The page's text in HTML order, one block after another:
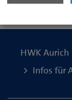
HWK Aurich
Infos für